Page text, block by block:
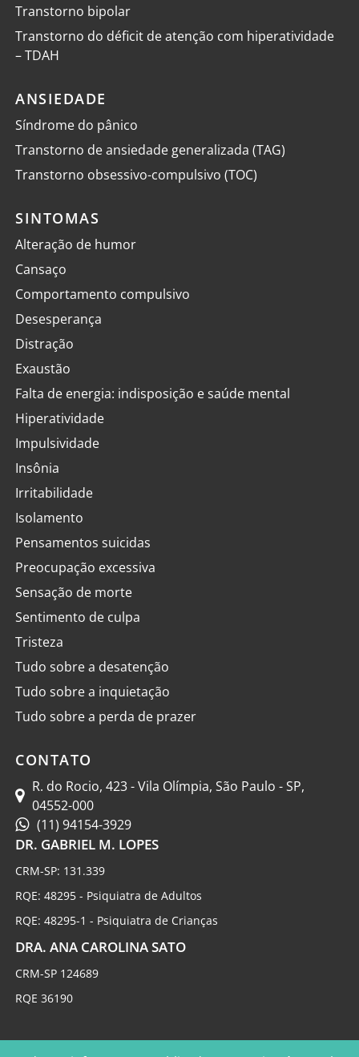
Transtorno bipolar
Transtorno do déficit de atenção com hiperatividade
– TDAH
ANSIEDADE
Síndrome do pânico
Transtorno de ansiedade generalizada (TAG)
Transtorno obsessivo-compulsivo (TOC)
SINTOMAS
Alteração de humor
Cansaço
Comportamento compulsivo
Desesperança
Distração
Exaustão
Falta de energia: indisposição e saúde mental
Hiperatividade
Impulsividade
Insônia
Irritabilidade
Isolamento
Pensamentos suicidas
Preocupação excessiva
Sensação de morte
Sentimento de culpa
Tristeza
Tudo sobre a desatenção
Tudo sobre a inquietação
Tudo sobre a perda de prazer
CONTATO
R. do Rocio, 423 - Vila Olímpia, São Paulo - SP,
04552-000
(11) 94154-3929
DR. GABRIEL M. LOPES
CRM-SP: 131.339
RQE: 48295 - Psiquiatra de Adultos
RQE: 48295-1 - Psiquiatra de Crianças
DRA. ANA CAROLINA SATO
CRM-SP 124689
RQE 36190